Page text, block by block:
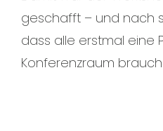
geschafft – und nach
dass alle erstmal eine
Konferenzraum